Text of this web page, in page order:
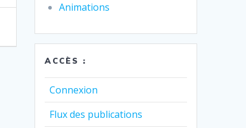
Animations
ACCÈS :
Connexion
Flux des publications